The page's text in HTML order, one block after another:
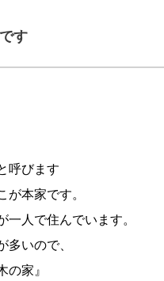
す
呼びます
が本家です。
一人で住んでいます。
多いので、
の家』